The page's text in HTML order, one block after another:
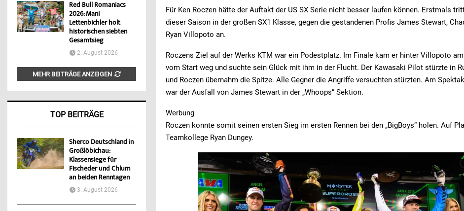
Für Ken Roczen hätte der Auftakt der US SX Serie nicht besser laufen können. Erstmals
dieser Saison in der großen SX1 Klasse, gegen die gestandenen Profis James Stewart,
Ryan Villopoto an.
Roczens Ziel auf der Werks KTM war ein Podestplatz. Im Finale kam er hinter Villopoto
vom Start weg und suchte sein Glück mit ihm in der Flucht. Der Kawasaki Pilot stürzte in
und Roczen übernahm die Spitze. Alle Gegner die Angriffe versuchten stürzten. Am
war der Ausfall von James Stewart in der „Whoops“ Sektion.
Werbung
Roczen konnte somit seinen ersten Sieg im ersten Rennen bei den „BigBoys“ holen. Auf
Teamkollege Ryan Dungey.
Red Bull Romaniacs
2026: Mani
Lettenbichler holt
historischen siebten
Gesamtsieg
2. August 2026
MEHR BEITRÄGE ANZEIGEN
TOP BEITRÄGE
Sherco Deutschland in
Großlöbichau:
Klassensiege für
Fischeder und Chlum
an beiden Renntagen
3. August 2026